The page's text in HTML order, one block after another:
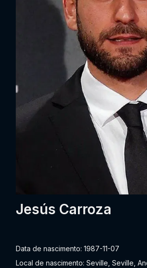
Jesús Carroza
Data de nascimento: 1987-11-07
Local de nascimento: Seville, Seville,